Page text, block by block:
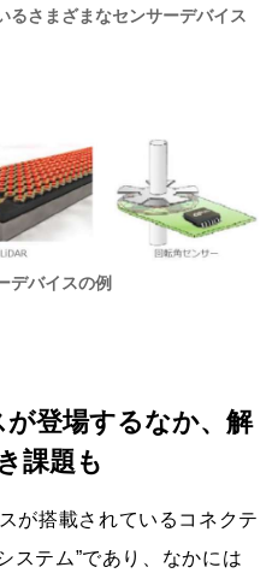
るさまざまなセンサーデバイス
デバイスの例
登場するなか、解
課題も
が搭載されているコネクテ
ステム”であり、なかには